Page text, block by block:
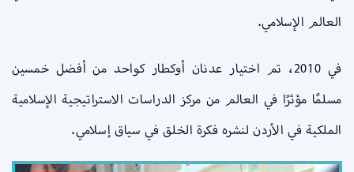
العالم الإسلامي.
في 2010، تم اختيار عدنان أوكطار كواحد من أفضل خمسين
مسلمًا مؤثرًا في العالم من مركز الدراسات الاستراتيجية الإسلامية
الملكية في الأردن لنشره فكرة الخلق في سياق إسلامي.